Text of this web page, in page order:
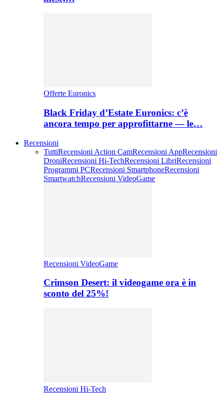
Offerte Euronics
Black Friday d’Estate Euronics: c’è
ancora tempo per approfittarne — le…
Recensioni
TuttiRecensioni Action CamRecensioni AppRecensioni
DroniRecensioni Hi-TechRecensioni LibriRecensioni
Programmi PCRecensioni SmartphoneRecensioni
SmartwatchRecensioni VideoGame
Recensioni VideoGame
Crimson Desert: il videogame ora è in
sconto del 25%!
Recensioni Hi-Tech